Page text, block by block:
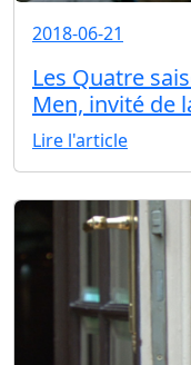
2018-06-21
Les Quatre
Men, invité de
Lire l'article